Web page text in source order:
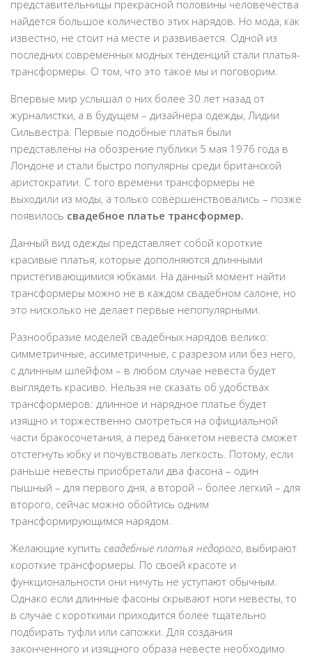
Дом и дача
Интерьер
Бытовые и электроприборы
Психология
Отдых
Кулинария
Карьера
Форум
представительницы прекрасной половины человечества
найдется большое количество этих нарядов. Но мода, как
известно, не стоит на месте и развивается. Одной из
последних современных модных тенденций стали платья-
трансформеры. О том, что это такое мы и поговорим.
Впервые мир услышал о них более 30 лет назад от
журналистки, а в будущем – дизайнера одежды, Лидии
Сильвестра. Первые подобные платья были
представлены на обозрение публики 5 мая 1976 года в
Лондоне и стали быстро популярны среди британской
аристократии. С того времени трансформеры не
выходили из моды, а только совершенствовались – позже
появилось свадебное платье трансформер.
Данный вид одежды представляет собой короткие
красивые платья, которые дополняются длинными
пристегивающимися юбками. На данный момент найти
трансформеры можно не в каждом свадебном салоне, но
это нисколько не делает первые непопулярными.
Разнообразие моделей свадебных нарядов велико:
симметричные, ассиметричные, с разрезом или без него,
с длинным шлейфом – в любом случае невеста будет
выглядеть красиво. Нельзя не сказать об удобствах
трансформеров: длинное и нарядное платье будет
изящно и торжественно смотреться на официальной
части бракосочетания, а перед банкетом невеста сможет
отстегнуть юбку и почувствовать легкость. Потому, если
раньше невесты приобретали два фасона – один
пышный – для первого дня, а второй – более легкий – для
второго, сейчас можно обойтись одним
трансформирующимся нарядом.
Желающие купить свадебные платья недорого, выбирают
короткие трансформеры. По своей красоте и
функциональности они ничуть не уступают обычным.
Однако если длинные фасоны скрывают ноги невесты, то
в случае с короткими приходится более тщательно
подбирать туфли или сапожки. Для создания
законченного и изящного образа невесте необходимо